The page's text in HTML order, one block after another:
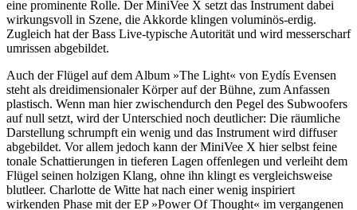
eine prominente Rolle. Der MiniVee X setzt das Instrument dabei
wirkungsvoll in Szene, die Akkorde klingen voluminös-erdig.
Zugleich hat der Bass Live-typische Autorität und wird messerscharf
umrissen abgebildet.
Auch der Flügel auf dem Album »The Light« von Eydís Evensen
steht als dreidimensionaler Körper auf der Bühne, zum Anfassen
plastisch. Wenn man hier zwischendurch den Pegel des Subwoofers
auf null setzt, wird der Unterschied noch deutlicher: Die räumliche
Darstellung schrumpft ein wenig und das Instrument wird diffuser
abgebildet. Vor allem jedoch kann der MiniVee X hier selbst feine
tonale Schattierungen in tieferen Lagen offenlegen und verleiht dem
Flügel seinen holzigen Klang, ohne ihn klingt es vergleichsweise
blutleer. Charlotte de Witte hat nach einer wenig inspiriert
wirkenden Phase mit der EP »Power Of Thought« im vergangenen